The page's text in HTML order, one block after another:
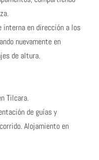
interna en dirección a los
nuevamente en
de altura.
Tilcara.
de guías y
Alojamiento en